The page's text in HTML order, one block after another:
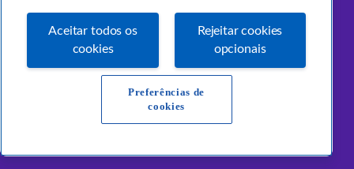
Explore o seu potencial
empreendedor!
Aceitar todos os
cookies
Rejeitar cookies
opcionais
Preferências de
cookies